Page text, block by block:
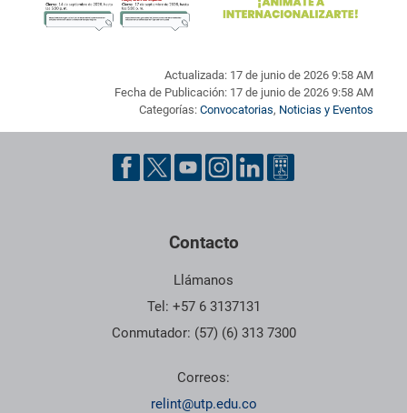
Actualizada: 17 de junio de 2026 9:58 AM
Fecha de Publicación: 17 de junio de 2026 9:58 AM
Categorías: Convocatorias, Noticias y Eventos
Pie de página con información de contacto, redes sociales y
Contacto
Llámanos
Tel: +57 6 3137131
Conmutador: (57) (6) 313 7300
Correos:
relint@utp.edu.co